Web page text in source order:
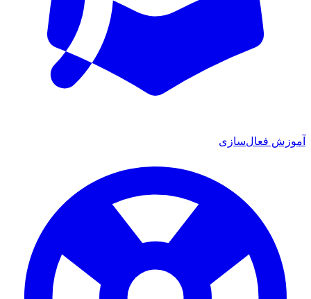
فعال‌سازی